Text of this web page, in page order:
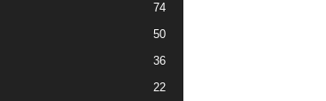
74
50
36
22